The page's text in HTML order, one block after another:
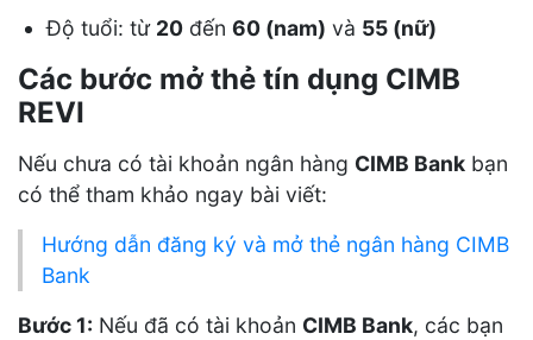
Độ tuổi: từ 20 đến 60 (nam) và 55 (nữ)
Các bước mở thẻ tín dụng CIMB
REVI
Nếu chưa có tài khoản ngân hàng CIMB Bank bạn
có thể tham khảo ngay bài viết:
Hướng dẫn đăng ký và mở thẻ ngân hàng CIMB
Bank
Bước 1: Nếu đã có tài khoản CIMB Bank, các bạn